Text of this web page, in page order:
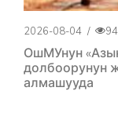
2026-08-04 /
ОшМУнун
долбоорунун
алмашууда